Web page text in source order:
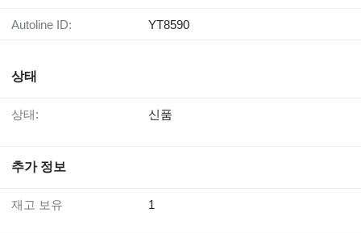
Autoline ID: YT8590
상태
상태: 신품
추가 정보
재고 보유 1